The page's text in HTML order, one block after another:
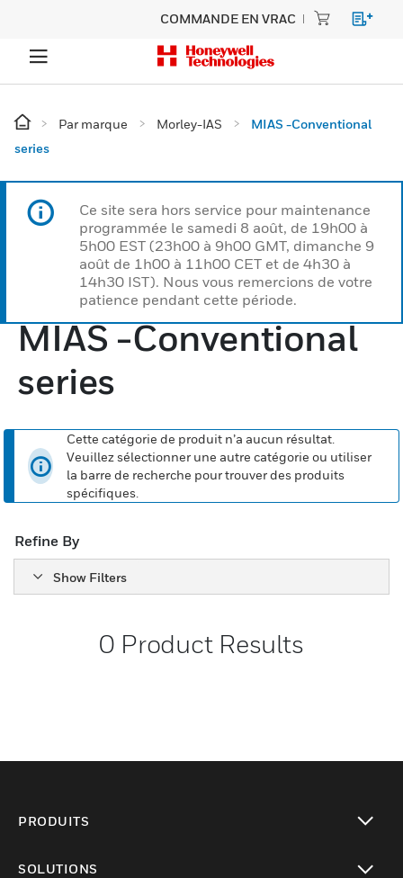
COMMANDE EN VRAC
Par marque Morley-IAS
MIAS -Conventional
series
Ce site sera hors service pour maintenance
programmée le samedi 8 août, de 19h00 à
5h00 EST (23h00 à 9h00 GMT, dimanche 9
août de 1h00 à 11h00 CET et de 4h30 à
14h30 IST). Nous vous remercions de votre
patience pendant cette période.
MIAS -Conventional
series
Cette catégorie de produit n’a aucun résultat.
Veuillez sélectionner une autre catégorie ou utiliser
la barre de recherche pour trouver des produits
spécifiques.
Refine By
Show Filters
0 Product Results
PRODUITS
SOLUTIONS